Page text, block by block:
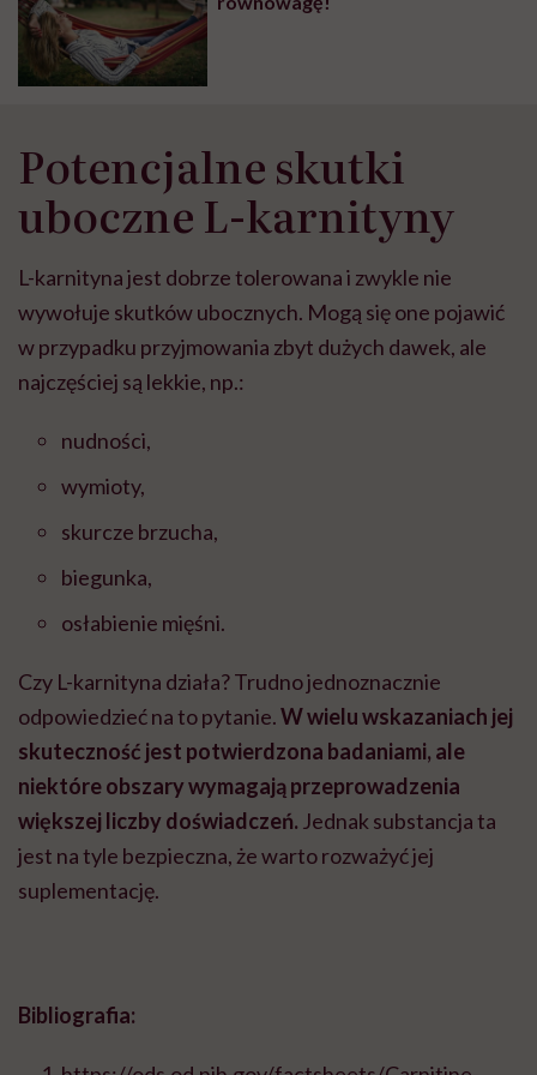
Potencjalne skutki
uboczne L-karnityny
L-karnityna jest dobrze tolerowana i zwykle nie
wywołuje skutków ubocznych. Mogą się one pojawić
w przypadku przyjmowania zbyt dużych dawek, ale
najczęściej są lekkie, np.:
nudności,
wymioty,
skurcze brzucha,
biegunka,
osłabienie mięśni.
Czy L-karnityna działa? Trudno jednoznacznie
odpowiedzieć na to pytanie.W wielu wskazaniach jej
skuteczność jest potwierdzona badaniami, ale
niektóre obszary wymagają przeprowadzenia
większej liczby doświadczeń. Jednak substancja ta
jest na tyle bezpieczna, że warto rozważyć jej
suplementację.
Bibliografia: